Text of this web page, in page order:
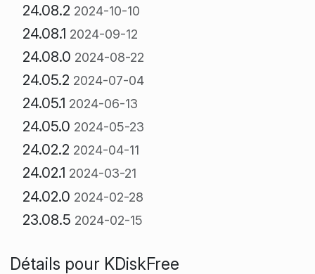
24.08.2 2024-10-10
24.08.1 2024-09-12
24.08.0 2024-08-22
24.05.2 2024-07-04
24.05.1 2024-06-13
24.05.0 2024-05-23
24.02.2 2024-04-11
24.02.1 2024-03-21
24.02.0 2024-02-28
23.08.5 2024-02-15
Détails pour KDiskFree